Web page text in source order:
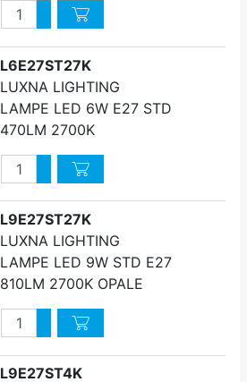
QuantitéAugmenter quantité
Diminuer quantité
L6E27ST27K
LUXNA LIGHTING
LAMPE LED 6W E27 STD
470LM 2700K
QuantitéAugmenter quantité
Diminuer quantité
L9E27ST27K
LUXNA LIGHTING
LAMPE LED 9W STD E27
810LM 2700K OPALE
QuantitéAugmenter quantité
Diminuer quantité
L9E27ST4K